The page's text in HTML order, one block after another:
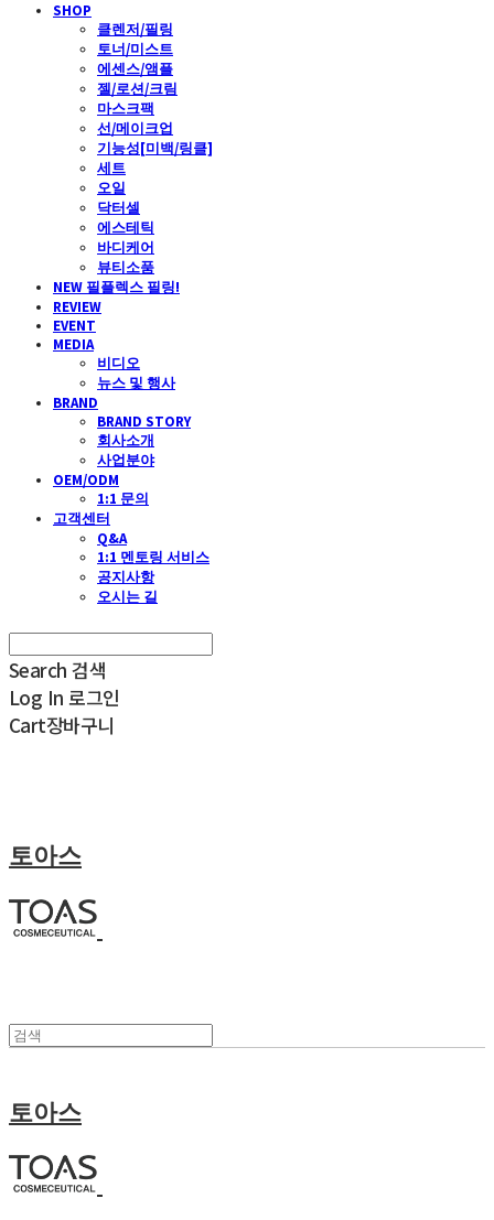
SHOP
클렌저/필링
토너/미스트
에센스/앰플
젤/로션/크림
마스크팩
선/메이크업
기능성[미백/링클]
세트
오일
닥터셀
에스테틱
바디케어
뷰티소품
NEW 필플렉스 필링!
REVIEW
EVENT
MEDIA
비디오
뉴스 및 행사
BRAND
BRAND STORY
회사소개
사업분야
OEM/ODM
1:1 문의
고객센터
Q&A
1:1 멘토링 서비스
공지사항
오시는 길
Search 검색
Log In 로그인
Cart장바구니
토아스
토아스